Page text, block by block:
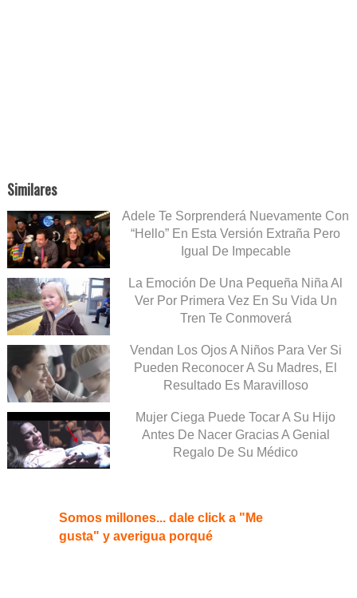
Similares
Adele Te Sorprenderá Nuevamente Con
“Hello” En Esta Versión Extraña Pero
Igual De Impecable
La Emoción De Una Pequeña Niña Al
Ver Por Primera Vez En Su Vida Un
Tren Te Conmoverá
Vendan Los Ojos A Niños Para Ver Si
Pueden Reconocer A Su Madres, El
Resultado Es Maravilloso
Mujer Ciega Puede Tocar A Su Hijo
Antes De Nacer Gracias A Genial
Regalo De Su Médico
Somos millones... dale click a "Me
gusta" y averigua porqué